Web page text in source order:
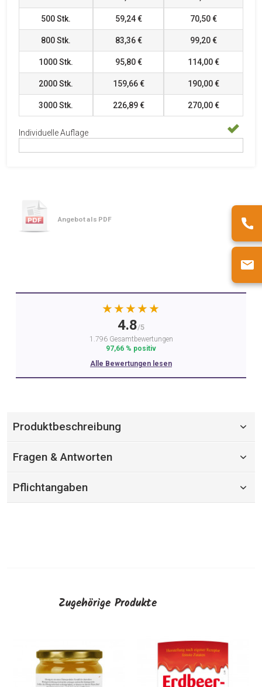
500Stk. 59,24 € 70,50 €
800Stk. 83,36 € 99,20 €
1000Stk. 95,80 € 114,00 €
2000Stk. 159,66 € 190,00 €
3000Stk. 226,89 € 270,00 €
Individuelle Auflage
Angebot als PDF
★★★★★
4.8/5
1.796 Gesamtbewertungen
97,66 % positiv
Alle Bewertungen lesen
Produktbeschreibung
Fragen & Antworten
Pflichtangaben
Zugehörige Produkte